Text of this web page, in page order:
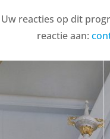
Uw reacties op dit
reactie aan: